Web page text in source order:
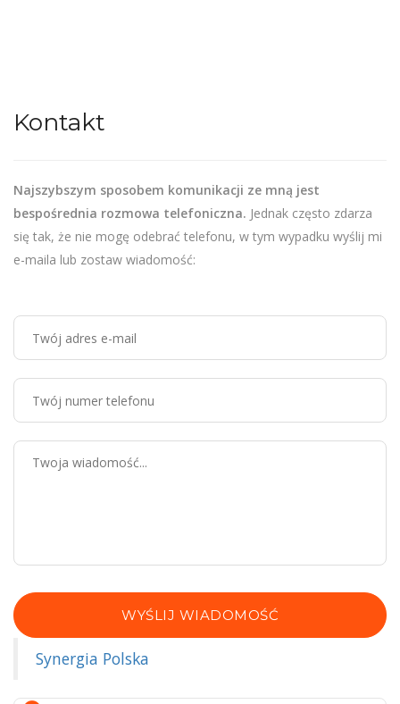
Kontakt
Najszybszym sposobem komunikacji ze mną jest
bespośrednia rozmowa telefoniczna. Jednak często zdarza
się tak, że nie mogę odebrać telefonu, w tym wypadku wyślij mi
e-maila lub zostaw wiadomość:
WYŚLIJ WIADOMOŚĆ
Synergia Polska